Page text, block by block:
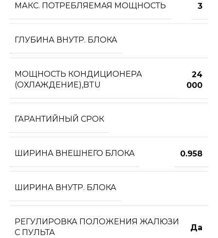
МАКС. ПОТРЕБЛЯЕМАЯ МОЩНОСТЬ 3
ГЛУБИНА ВНУТР. БЛОКА
МОЩНОСТЬ КОНДИЦИОНЕРА
(ОХЛАЖДЕНИЕ),BTU
24
000
ГАРАНТИЙНЫЙ СРОК
ШИРИНА ВНЕШНЕГО БЛОКА 0.958
ШИРИНА ВНУТР. БЛОКА
РЕГУЛИРОВКА ПОЛОЖЕНИЯ ЖАЛЮЗИ
С ПУЛЬТА
Да